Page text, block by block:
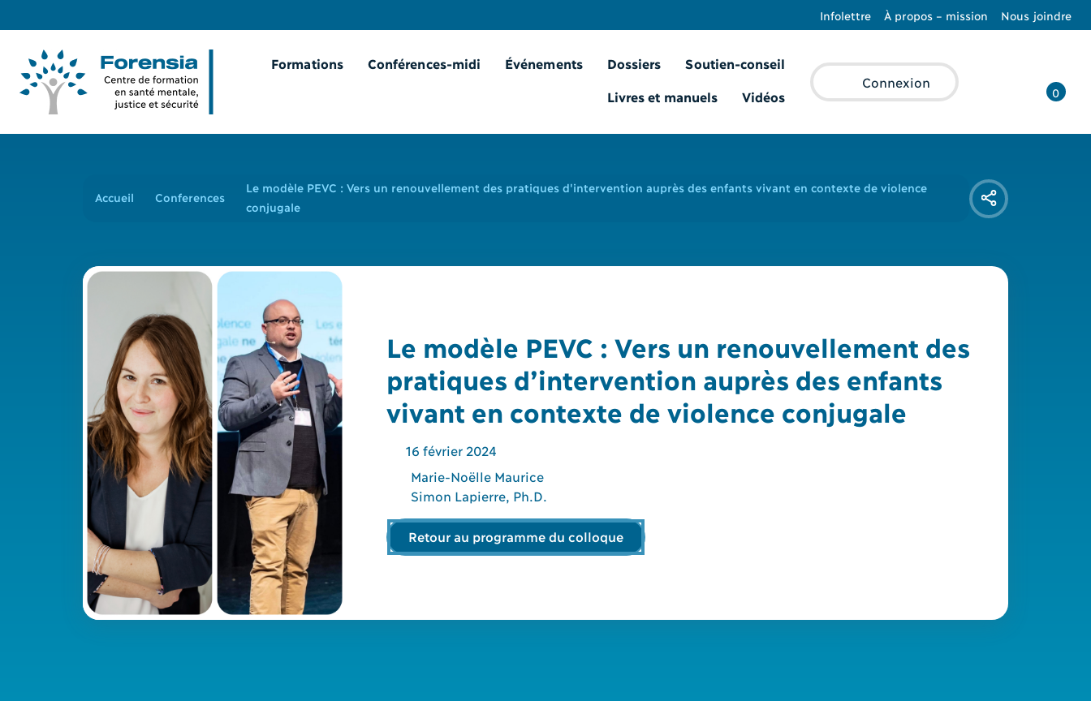
Infolettre À propos – mission Nous joindre
Formations Conférences-midi Événements Dossiers Soutien-conseil
Livres et manuels Vidéos
Connexion
0
Accueil Conferences
Le modèle PEVC : Vers un renouvellement des pratiques d'intervention auprès des enfants vivant en contexte de violence
conjugale
Le modèle PEVC : Vers un renouvellement des
pratiques d’intervention auprès des enfants
vivant en contexte de violence conjugale
16 février 2024
Marie-Noëlle Maurice
Simon Lapierre, Ph.D.
Retour au programme du colloque